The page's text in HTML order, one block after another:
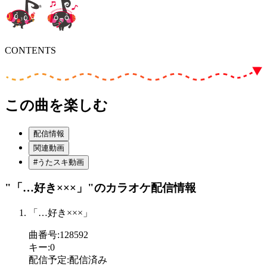
CONTENTS
この曲を楽しむ
配信情報
関連動画
#うたスキ動画
"「…好き×××」"のカラオケ配信情報
「…好き×××」
曲番号:128592
キー:0
配信予定:配信済み